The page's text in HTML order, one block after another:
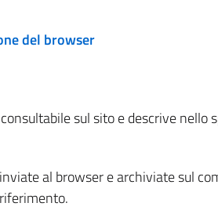
del browser
sul sito e descrive
al browser e archiviate sul